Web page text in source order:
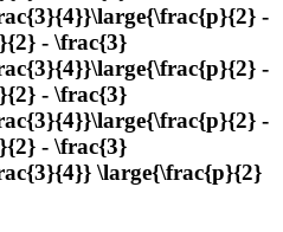
-
- \frac{3}
-
- \frac{3}
-
- \frac{3}
\large{\frac{p}{2}